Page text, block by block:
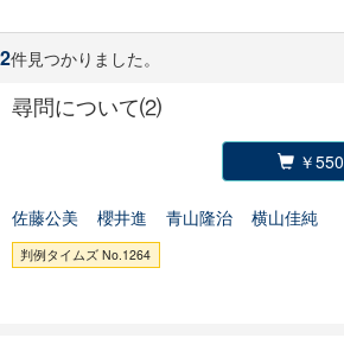
2件見つかりました。
尋問について⑵
￥550
佐藤公美 櫻井進 青山隆治 横山佳純
判例タイムズ No.1264